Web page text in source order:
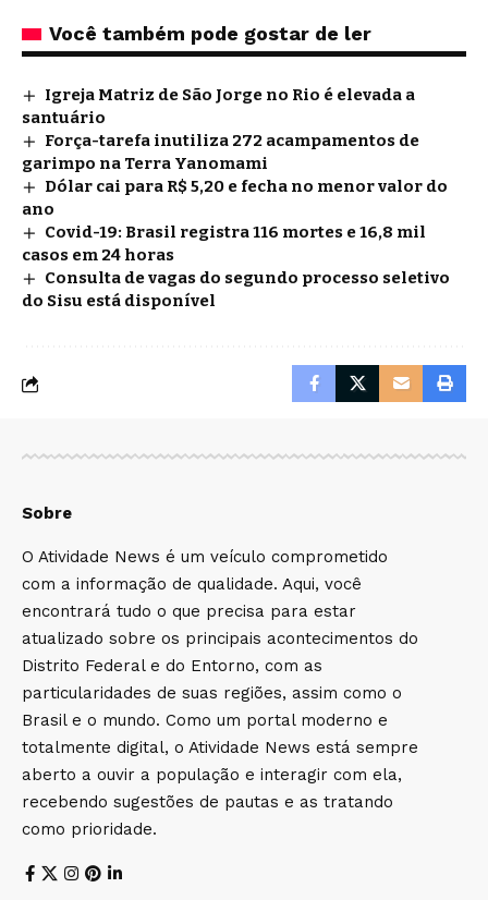
Você também pode gostar de ler
Igreja Matriz de São Jorge no Rio é elevada a
santuário
Força-tarefa inutiliza 272 acampamentos de
garimpo na Terra Yanomami
Dólar cai para R$ 5,20 e fecha no menor valor do
ano
Covid-19: Brasil registra 116 mortes e 16,8 mil
casos em 24 horas
Consulta de vagas do segundo processo seletivo
do Sisu está disponível
Sobre
O Atividade News é um veículo comprometido
com a informação de qualidade. Aqui, você
encontrará tudo o que precisa para estar
atualizado sobre os principais acontecimentos do
Distrito Federal e do Entorno, com as
particularidades de suas regiões, assim como o
Brasil e o mundo. Como um portal moderno e
totalmente digital, o Atividade News está sempre
aberto a ouvir a população e interagir com ela,
recebendo sugestões de pautas e as tratando
como prioridade.